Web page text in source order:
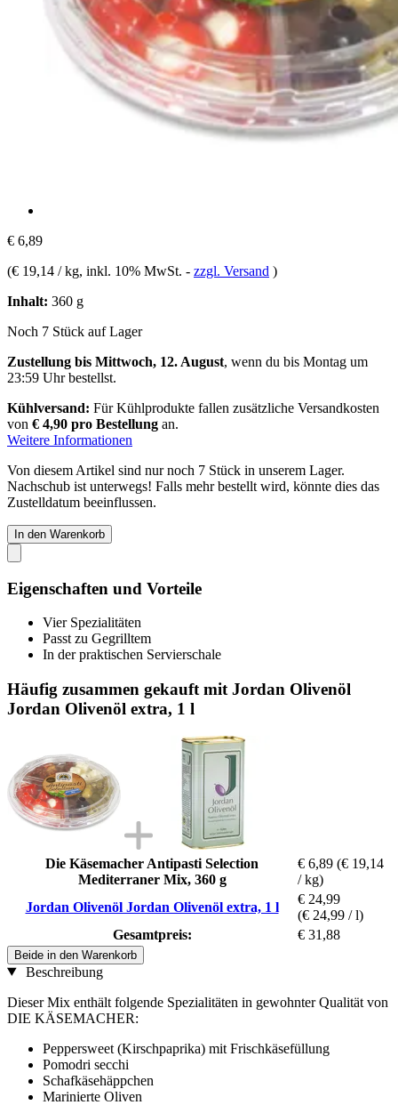
€ 6,89
(€ 19,14 / kg, inkl. 10% MwSt. - zzgl. Versand )
Inhalt: 360 g
Noch 7 Stück auf Lager
Zustellung bis Mittwoch, 12. August, wenn du bis Montag um
23:59 Uhrbestellst.
Kühlversand: Für Kühlprodukte fallen zusätzliche Versandkosten
von € 4,90 pro Bestellung an.
Weitere Informationen
Von diesem Artikel sind nur noch 7 Stück in unserem Lager.
Nachschub ist unterwegs! Falls mehr bestellt wird, könnte dies das
Zustelldatum beeinflussen.
In den Warenkorb
Eigenschaften und Vorteile
Vier Spezialitäten
Passt zu Gegrilltem
In der praktischen Servierschale
Häufig zusammen gekauft mit Jordan Olivenöl
Jordan Olivenöl extra, 1 l
Die Käsemacher Antipasti Selection
Mediterraner Mix, 360 g
€ 6,89 (€ 19,14
/ kg)
Jordan Olivenöl Jordan Olivenöl extra, 1 l
€ 24,99
(€ 24,99 / l)
Gesamtpreis:
€ 31,88
Beide in den Warenkorb
Beschreibung
Dieser Mix enthält folgende Spezialitäten in gewohnter Qualität von
DIE KÄSEMACHER:
Peppersweet (Kirschpaprika) mit Frischkäsefüllung
Pomodri secchi
Schafkäsehäppchen
Marinierte Oliven